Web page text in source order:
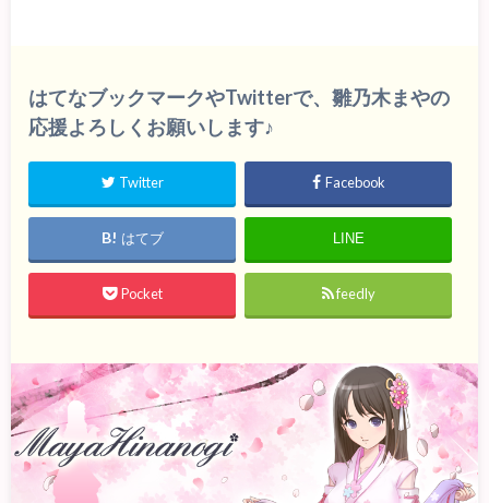
はてなブックマークやTwitterで、雛乃木まやの
応援よろしくお願いします♪
Twitter Facebook
はてブ LINE
Pocket feedly